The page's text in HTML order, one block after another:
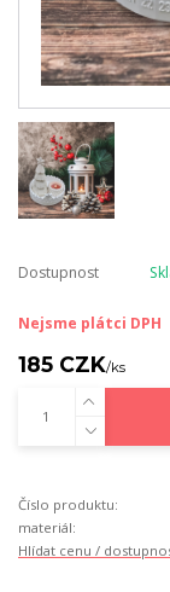
Dostupnost
Nejsme plátci DPH
185 CZK/ks
Číslo produktu:
materiál:
Hlídat cenu /